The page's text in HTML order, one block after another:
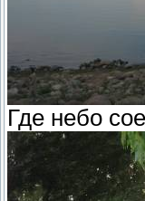
Где небо